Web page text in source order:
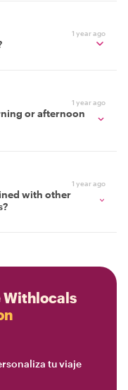
1 year ago
1 year ago
or afternoon
1 year ago
with other
Withlocals
tu viaje